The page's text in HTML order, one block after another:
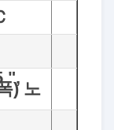
",
) 노